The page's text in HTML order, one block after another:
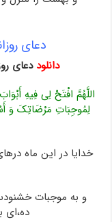
دعای
دانلود دعای
اللَّهُمَّ افْتَحْ لِی فِیهِ
لِمُوجِبَاتِ مَرْضَاتِکَ وَ
خدایا در این ماه
و به موجبات‏
ده،اى